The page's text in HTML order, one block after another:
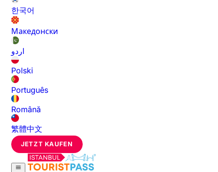
한국어
Македонски
اردو
Polski
Português
Română
繁體中文
JETZT KAUFEN